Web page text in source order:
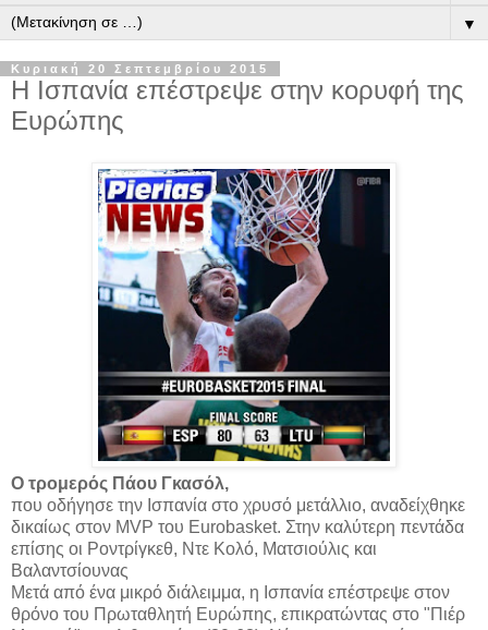
▼
Κυριακή 20 Σεπτεμβρίου 2015
Η Ισπανία επέστρεψε στην κορυφή της
Ευρώπης
Ο τρομερός Πάου Γκασόλ,
που οδήγησε την Ισπανία στο χρυσό μετάλλιο, αναδείχθηκε
δικαίως στον MVP του Eurobasket. Στην καλύτερη πεντάδα
επίσης οι Ροντρίγκεθ, Ντε Κολό, Ματσιούλις και
Βαλαντσίουνας
Μετά από ένα μικρό διάλειμμα, η Ισπανία επέστρεψε στον
θρόνο του Πρωταθλητή Ευρώπης, επικρατώντας στο "Πιέρ